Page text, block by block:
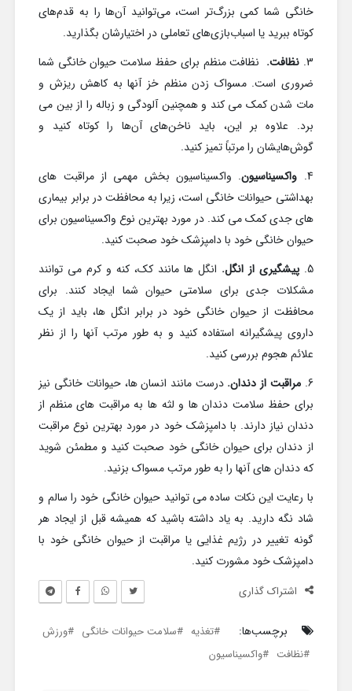
خانگی شما کمی بزرگ‌تر است، می‌توانید آن‌ها را به قدم‌های
کوتاه ببرید یا اسباب‌بازی‌های تعاملی در اختیارشان بگذارید.
3. نظافت. نظافت منظم برای حفظ سلامت حیوان خانگی شما
ضروری است. مسواک زدن منظم خز آنها به کاهش ریزش و
مات شدن کمک می کند و همچنین آلودگی و زباله را از بین می
برد. علاوه بر این، باید ناخن‌های آن‌ها را کوتاه کنید و
گوش‌هایشان را مرتباً تمیز کنید.
4. واکسیناسیون. واکسیناسیون بخش مهمی از مراقبت های
بهداشتی حیوانات خانگی است، زیرا به محافظت در برابر بیماری
های جدی کمک می کند. در مورد بهترین نوع واکسیناسیون برای
حیوان خانگی خود با دامپزشک خود صحبت کنید.
5. پیشگیری از انگل. انگل ها مانند کک، کنه و کرم می توانند
مشکلات جدی برای سلامتی حیوان شما ایجاد کنند. برای
محافظت از حیوان خانگی خود در برابر انگل ها، باید از یک
داروی پیشگیرانه استفاده کنید و به طور مرتب آنها را از نظر
علائم هجوم بررسی کنید.
6. مراقبت از دندان. درست مانند انسان ها، حیوانات خانگی نیز
برای حفظ سلامت دندان ها و لثه ها به مراقبت های منظم از
دندان نیاز دارند. با دامپزشک خود در مورد بهترین نوع مراقبت
از دندان برای حیوان خانگی خود صحبت کنید و مطمئن شوید
که دندان های آنها را به طور مرتب مسواک بزنید.
با رعایت این نکات ساده می توانید حیوان خانگی خود را سالم و
شاد نگه دارید. به یاد داشته باشید که همیشه قبل از ایجاد هر
گونه تغییر در رژیم غذایی یا مراقبت از حیوان خانگی خود با
دامپزشک خود مشورت کنید.
اشتراک گذاری
برچسب‌ها: تغذیه سلامت حیوانات خانگی
ورزش
نظافت
واکسیناسیون